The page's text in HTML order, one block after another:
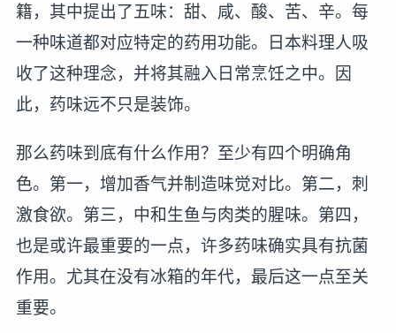
籍，其中提出了五味：甜、咸、酸、苦、辛。每
一种味道都对应特定的药用功能。日本料理人吸
收了这种理念，并将其融入日常烹饪之中。因
此，药味远不只是装饰。
那么药味到底有什么作用？至少有四个明确角
色。第一，增加香气并制造味觉对比。第二，刺
激食欲。第三，中和生鱼与肉类的腥味。第四，
也是或许最重要的一点，许多药味确实具有抗菌
作用。尤其在没有冰箱的年代，最后这一点至关
重要。